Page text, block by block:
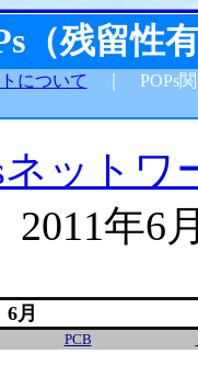
（残留性
について ｜ POPs
ネットワ
年6
月
PCB